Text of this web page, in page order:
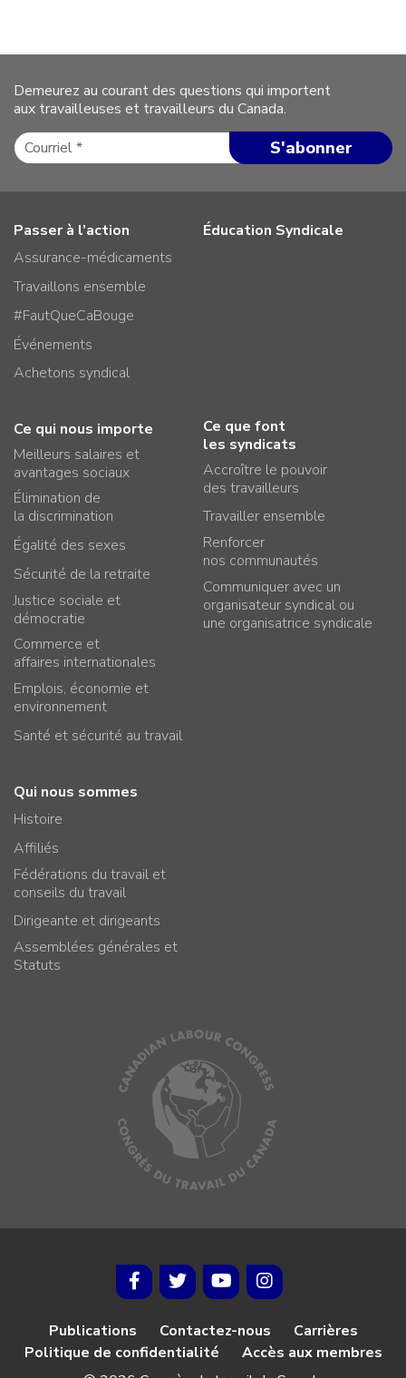
Demeurez au courant des questions qui importent
aux travailleuses et travailleurs du Canada.
Passer à l’action
Assurance-médicaments
Travaillons ensemble
#FautQueCaBouge
Événements
Achetons syndical
Éducation Syndicale
Ce qui nous importe
Meilleurs salaires et
avantages sociaux
Élimination de
la discrimination
Égalité des sexes
Sécurité de la retraite
Justice sociale et
démocratie
Commerce et
affaires internationales
Emplois, économie et
environnement
Santé et sécurité au travail
Ce que font
les syndicats
Accroître le pouvoir
des travailleurs
Travailler ensemble
Renforcer
nos communautés
Communiquer avec un
organisateur syndical ou
une organisatrice syndicale
Qui nous sommes
Histoire
Affiliés
Fédérations du travail et
conseils du travail
Dirigeante et dirigeants
Assemblées générales et
Statuts
Publications Contactez-nous
Carrières
Politique de confidentialité
Accès aux membres